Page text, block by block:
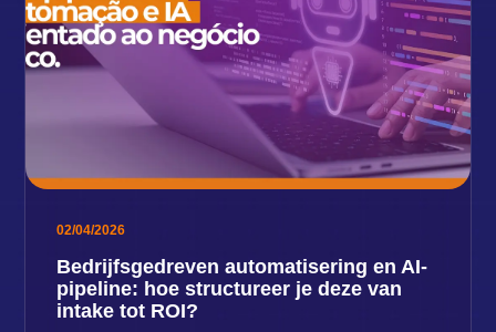
02/04/2026
Bedrijfsgedreven automatisering en AI-
pipeline: hoe structureer je deze van
intake tot ROI?